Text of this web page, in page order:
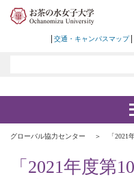
交通・キャンパスマップ
グローバル協力センター 「
「2021年度第